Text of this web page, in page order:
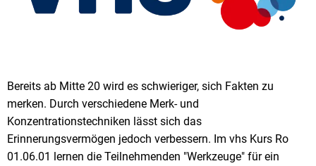
Bereits ab Mitte 20 wird es schwieriger, sich Fakten zu
merken. Durch verschiedene Merk- und
Konzentrationstechniken lässt sich das
Erinnerungsvermögen jedoch verbessern. Im vhs Kurs Ro
01.06.01 lernen die Teilnehmenden "Werkzeuge" für ein